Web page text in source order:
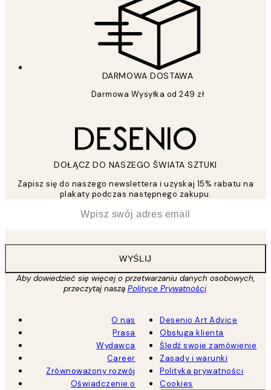
DARMOWA DOSTAWA
Darmowa Wysyłka od 249 zł
DOŁĄCZ DO NASZEGO ŚWIATA SZTUKI
Zapisz się do naszego newslettera i uzyskaj 15% rabatu na
plakaty podczas następnego zakupu.
WYŚLIJ
Aby dowiedzieć się więcej o przetwarzaniu danych osobowych,
przeczytaj naszą Polityce Prywatności.
O nas
Prasa
Wydawca
Career
Zrównoważony rozwój
Oświadczenie o
Desenio Art Advice
Obsługa klienta
Śledź swoje zamówienie
Zasady i warunki
Polityka prywatności
Cookies